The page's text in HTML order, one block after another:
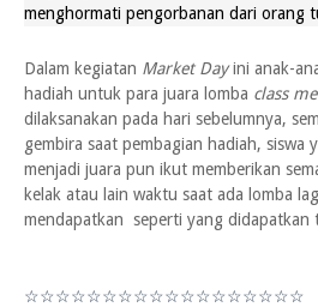
menghormati pengorbanan dari orang
Dalam kegiatan Market Dayini anak-
hadiah untuk para juara lomba class
dilaksanakan pada hari sebelumnya,
gembira saat pembagian hadiah, siswa
menjadi juara pun ikut memberikan
kelak atau lain waktu saat ada lomba
mendapatkan seperti yang didapatkan
☆☆☆☆☆☆☆☆☆☆☆☆☆☆☆☆☆☆